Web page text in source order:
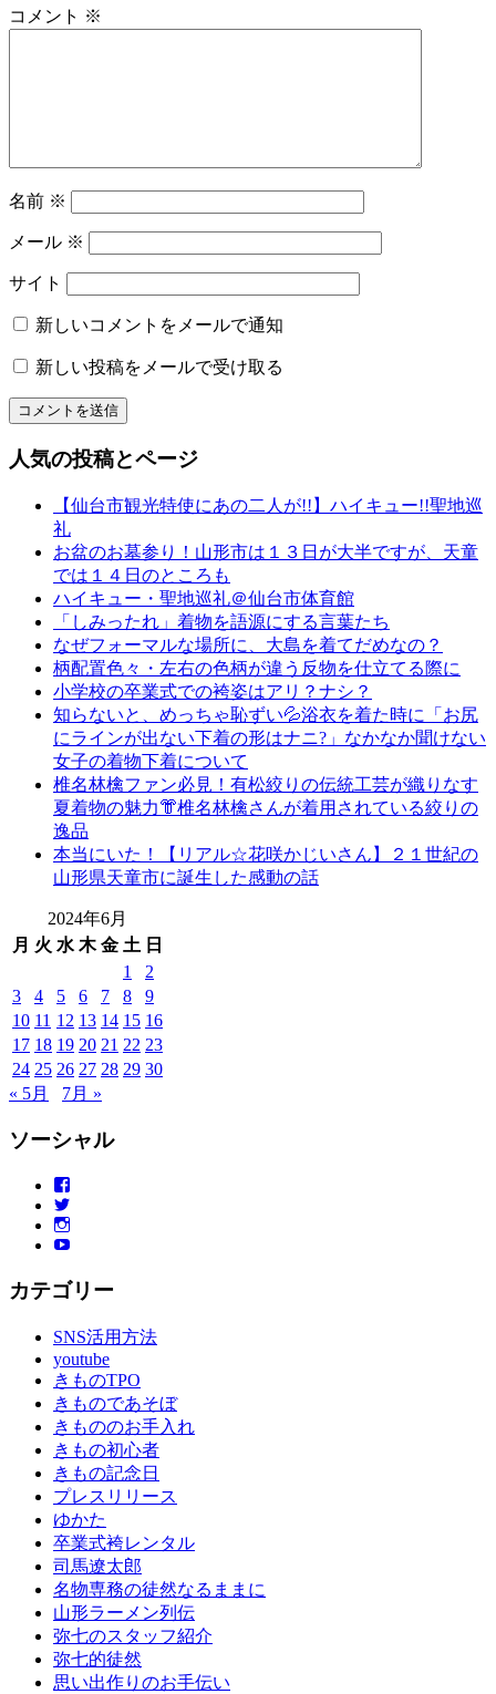
の
着
レ
ン
ル
ン
タ
ル
名
専
務
山
出
り
の
お
手
伝
い
振
袖
ぬ
ョ
コメント ※
名前 ※
メール ※
サイト
新しいコメントをメールで通知
新しい投稿をメールで受け取る
人気の投稿とページ
【仙台市観光特使にあの二人が!!】ハイキュー!!聖地巡
礼
お盆のお墓参り！山形市は１３日が大半ですが、天童
では１４日のところも
ハイキュー・聖地巡礼＠仙台市体育館
「しみったれ」着物を語源にする言葉たち
なぜフォーマルな場所に、大島を着てだめなの？
柄配置色々・左右の色柄が違う反物を仕立てる際に
小学校の卒業式での袴姿はアリ？ナシ？
知らないと、めっちゃ恥ずい💦浴衣を着た時に「お尻
にラインが出ない下着の形はナニ?」なかなか聞けない
女子の着物下着について
椎名林檎ファン必見！有松絞りの伝統工芸が織りなす
夏着物の魅力👘椎名林檎さんが着用されている絞りの
逸品
本当にいた！【リアル☆花咲かじいさん】２１世紀の
山形県天童市に誕生した感動の話
2024年6月
月 火 水 木 金 土 日
1
2
3
4 5 6 7 8
9
10 11 12 13 14 15 16
17 18 19 20 21 22 23
24 25 26 27 28 29 30
« 5月
7月 »
ソーシャル
カテゴリー
SNS活用方法
youtube
きものTPO
きものであそぼ
きもののお手入れ
きもの初心者
きもの記念日
プレスリリース
ゆかた
卒業式袴レンタル
司馬遼太郎
名物専務の徒然なるままに
山形ラーメン列伝
弥七のスタッフ紹介
弥七的徒然
思い出作りのお手伝い